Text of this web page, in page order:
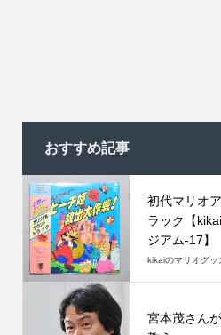
おすすめ記事
初代マリオ
ラック【
ジアム-17】
kikaiのマリオグッ
宮本茂さん